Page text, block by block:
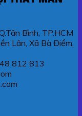
Bình, TP.HCM
Lân, Xã Bà Điểm,
812 813